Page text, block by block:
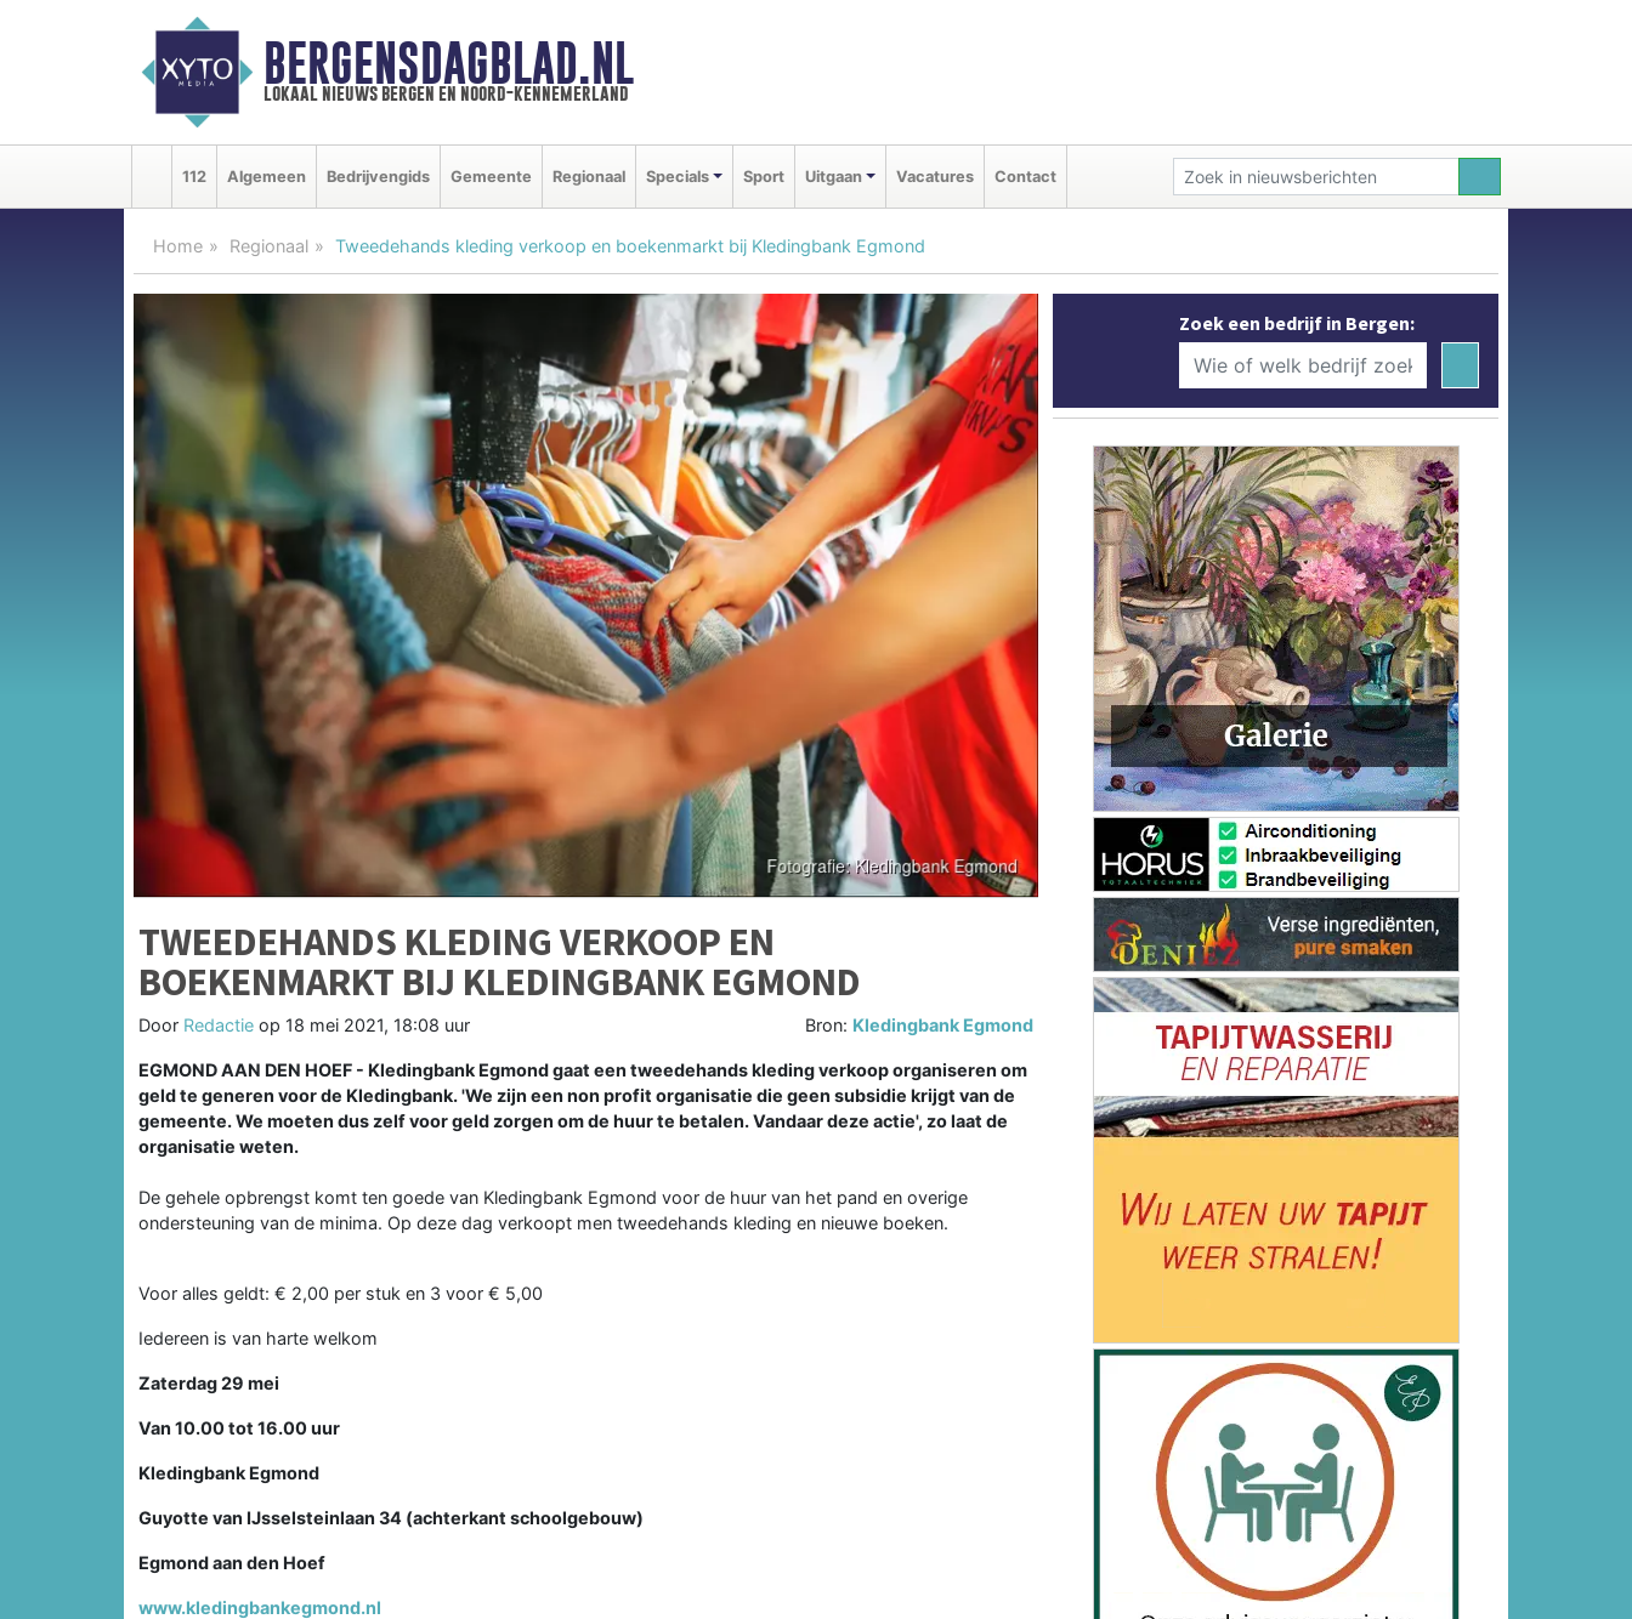
BERGENSDAGBLAD.NL
lokaal nieuws bergen en noord-kennemerland
112 Algemeen Bedrijvengids Gemeente Regionaal Specials Sport Uitgaan Vacatures Contact
Home Regionaal Tweedehands kleding verkoop en boekenmarkt bij Kledingbank Egmond
TWEEDEHANDS KLEDING VERKOOP EN
BOEKENMARKT BIJ KLEDINGBANK EGMOND
Door Redactie op 18 mei 2021, 18:08 uur Bron: Kledingbank Egmond
EGMOND AAN DEN HOEF - Kledingbank Egmond gaat een tweedehands kleding verkoop organiseren om
geld te generen voor de Kledingbank. 'We zijn een non profit organisatie die geen subsidie krijgt van de
gemeente. We moeten dus zelf voor geld zorgen om de huur te betalen. Vandaar deze actie', zo laat de
organisatie weten.
De gehele opbrengst komt ten goede van Kledingbank Egmond voor de huur van het pand en overige
ondersteuning van de minima. Op deze dag verkoopt men tweedehands kleding en nieuwe boeken.
Voor alles geldt: € 2,00 per stuk en 3 voor € 5,00
Iedereen is van harte welkom
Zaterdag 29 mei
Van 10.00 tot 16.00 uur
Kledingbank Egmond
Guyotte van IJsselsteinlaan 34 (achterkant schoolgebouw)
Egmond aan den Hoef
www.kledingbankegmond.nl
Zoek een bedrijf in Bergen: